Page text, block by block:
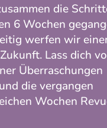
die
6 Wochen
werfen wir
Lass dich
Überraschungen
die vergangen
Wochen